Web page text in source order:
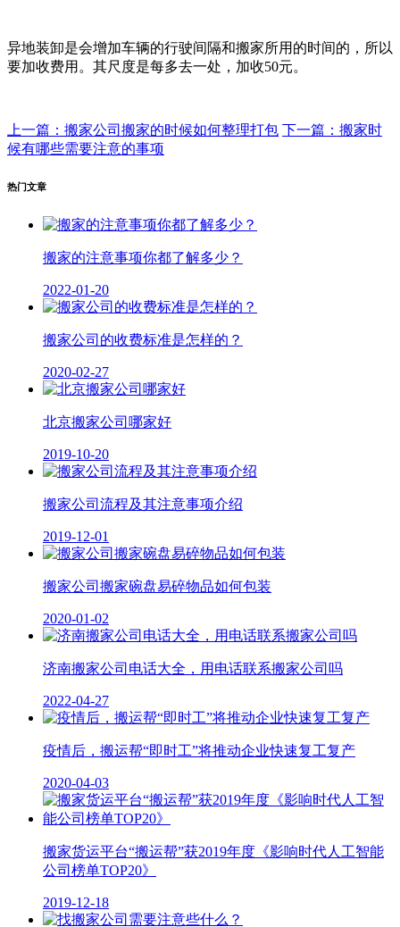
异地装卸是会增加车辆的行驶间隔和搬家所用的时间的，所以
要加收费用。其尺度是每多去一处，加收50元。
上一篇：搬家公司搬家的时候如何整理打包 下一篇：搬家时
候有哪些需要注意的事项
热门文章
搬家的注意事项你都了解多少？
2022-01-20
搬家公司的收费标准是怎样的？
2020-02-27
北京搬家公司哪家好
2019-10-20
搬家公司流程及其注意事项介绍
2019-12-01
搬家公司搬家碗盘易碎物品如何包装
2020-01-02
济南搬家公司电话大全，用电话联系搬家公司吗
2022-04-27
疫情后，搬运帮“即时工”将推动企业快速复工复产
2020-04-03
搬家货运平台“搬运帮”获2019年度《影响时代人工智能
公司榜单TOP20》
2019-12-18